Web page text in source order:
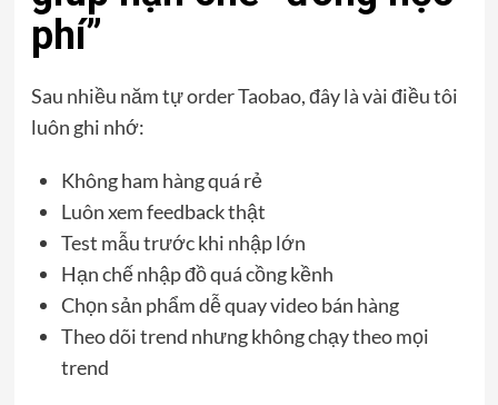
phí”
Sau nhiều năm tự order Taobao, đây là vài điều tôi
luôn ghi nhớ:
Không ham hàng quá rẻ
Luôn xem feedback thật
Test mẫu trước khi nhập lớn
Hạn chế nhập đồ quá cồng kềnh
Chọn sản phẩm dễ quay video bán hàng
Theo dõi trend nhưng không chạy theo mọi
trend